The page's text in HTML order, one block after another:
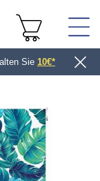
Sie 10€*
für